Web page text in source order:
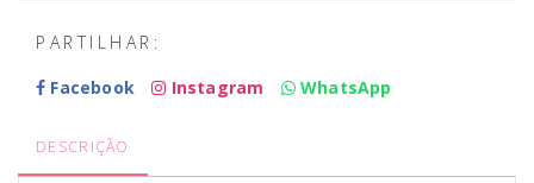
PARTILHAR:
Facebook
Instagram WhatsApp
DESCRIÇÃO